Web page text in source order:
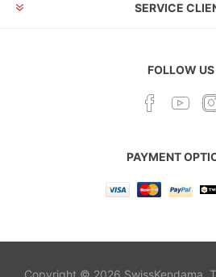
SERVICE
FOLLOW US
PAYMENT